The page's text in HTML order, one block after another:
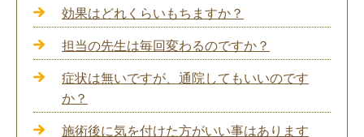
効果はどれくらいもちますか？
担当の先生は毎回変わるのですか？
症状は無いですが、通院してもいいのです
か？
施術後に気を付けた方がいい事はあります